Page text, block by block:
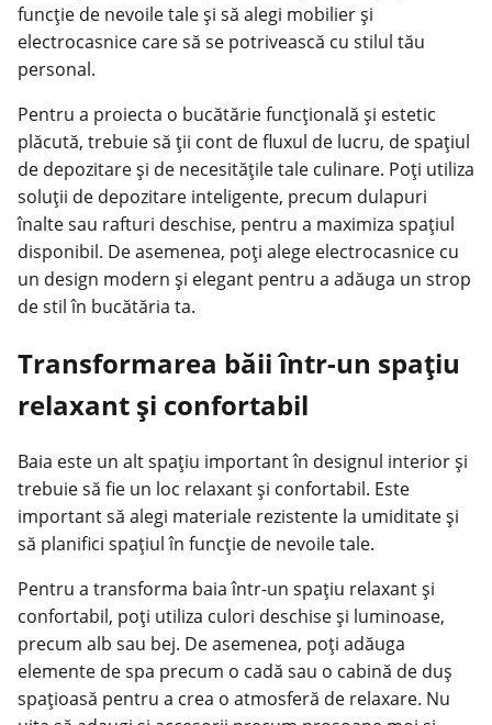
funcție de nevoile tale și să alegi mobilier și
electrocasnice care să se potrivească cu stilul tău
personal.
Pentru a proiecta o bucătărie funcțională și estetic
plăcută, trebuie să ții cont de fluxul de lucru, de spațiul
de depozitare și de necesitățile tale culinare. Poți utiliza
soluții de depozitare inteligente, precum dulapuri
înalte sau rafturi deschise, pentru a maximiza spațiul
disponibil. De asemenea, poți alege electrocasnice cu
un design modern și elegant pentru a adăuga un strop
de stil în bucătăria ta.
Transformarea băii într-un spațiu
relaxant și confortabil
Baia este un alt spațiu important în designul interior și
trebuie să fie un loc relaxant și confortabil. Este
important să alegi materiale rezistente la umiditate și
să planifici spațiul în funcție de nevoile tale.
Pentru a transforma baia într-un spațiu relaxantși
confortabil, poți utiliza culori deschise și luminoase,
precum alb sau bej. De asemenea, poți adăuga
elemente de spa precum o cadă sau o cabină de duș
spațioasă pentru a crea o atmosferă de relaxare. Nu